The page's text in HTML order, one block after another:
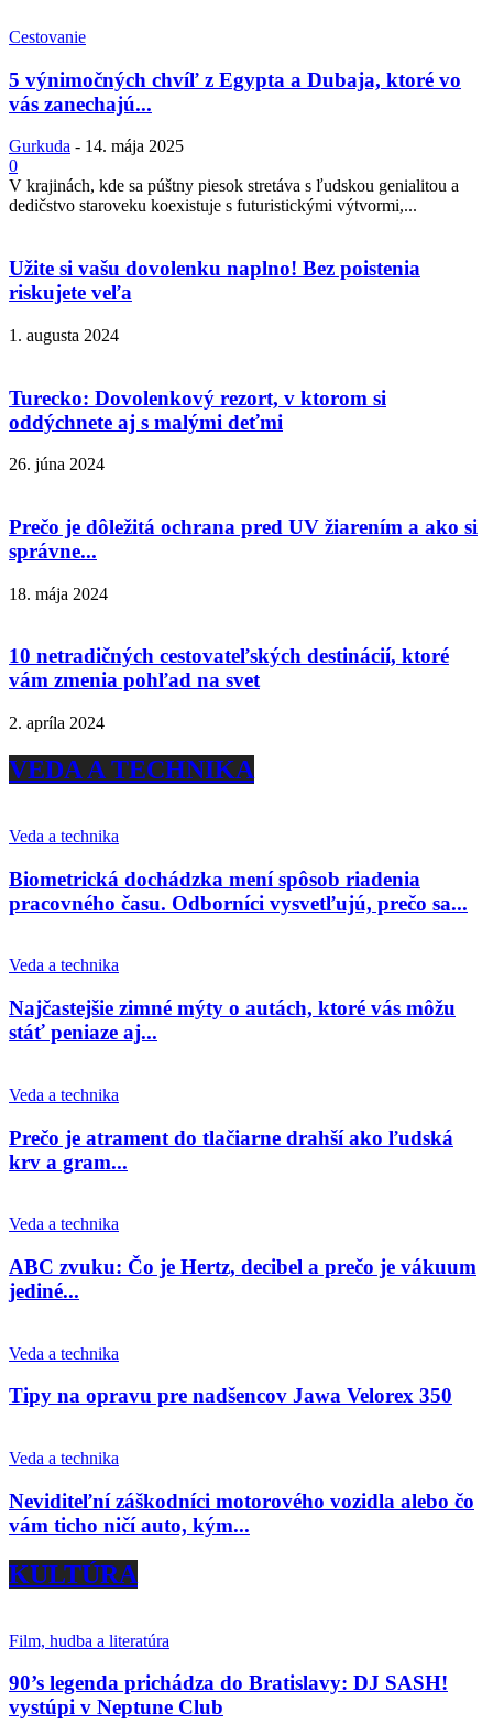
Cestovanie
5 výnimočných chvíľ z Egypta a Dubaja, ktoré vo
vás zanechajú...
Gurkuda - 14. mája 2025
0
V krajinách, kde sa púštny piesok stretáva s ľudskou genialitou a
dedičstvo staroveku koexistuje s futuristickými výtvormi,...
Užite si vašu dovolenku naplno! Bez poistenia
riskujete veľa
1. augusta 2024
Turecko: Dovolenkový rezort, v ktorom si
oddýchnete aj s malými deťmi
26. júna 2024
Prečo je dôležitá ochrana pred UV žiarením a ako si
správne...
18. mája 2024
10 netradičných cestovateľských destinácií, ktoré
vám zmenia pohľad na svet
2. apríla 2024
VEDA A TECHNIKA
Veda a technika
Biometrická dochádzka mení spôsob riadenia
pracovného času. Odborníci vysvetľujú, prečo sa...
Veda a technika
Najčastejšie zimné mýty o autách, ktoré vás môžu
stáť peniaze aj...
Veda a technika
Prečo je atrament do tlačiarne drahší ako ľudská
krv a gram...
Veda a technika
ABC zvuku: Čo je Hertz, decibel a prečo je vákuum
jediné...
Veda a technika
Tipy na opravu pre nadšencov Jawa Velorex 350
Veda a technika
Neviditeľní záškodníci motorového vozidla alebo čo
vám ticho ničí auto, kým...
KULTÚRA
Film, hudba a literatúra
90’s legenda prichádza do Bratislavy: DJ SASH!
vystúpi v Neptune Club